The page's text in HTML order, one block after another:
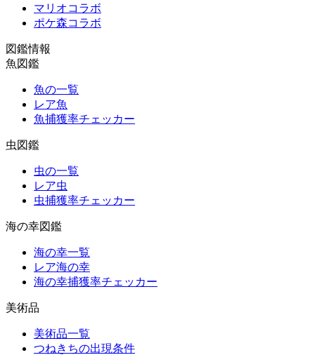
マリオコラボ
ポケ森コラボ
図鑑情報
魚図鑑
魚の一覧
レア魚
魚捕獲率チェッカー
虫図鑑
虫の一覧
レア虫
虫捕獲率チェッカー
海の幸図鑑
海の幸一覧
レア海の幸
海の幸捕獲率チェッカー
美術品
美術品一覧
つねきちの出現条件